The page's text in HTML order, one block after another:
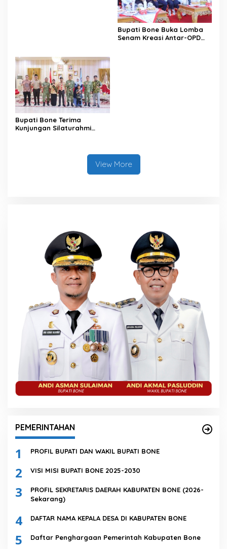
Bupati Bone Buka Lomba
Senam Kreasi Antar-OPD
Bupati Bone Terima
Kunjungan Silaturahmi
View More
PEMERINTAHAN
1 PROFIL BUPATI DAN WAKIL BUPATI BONE
2 VISI MISI BUPATI BONE 2025-2030
3
PROFIL SEKRETARIS DAERAH KABUPATEN BONE (2026-
Sekarang)
4 DAFTAR NAMA KEPALA DESA DI KABUPATEN BONE
5 Daftar Penghargaan Pemerintah Kabupaten Bone